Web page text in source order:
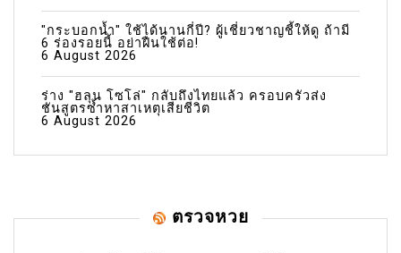
"กระบอกน้ำ" ใช้ได้นานกี่ปี? ผู้เชี่ยวชาญชี้ให้ดู ถ้ามี
6 ร่องรอยนี้ อย่าฝืนใช้ต่อ!
6 August 2026
ร่าง "ฮลุน โซโล่" กลับถึงไทยแล้ว ครอบครัวส่ง
ชันสูตรซ้ำหาสาเหตุเสียชีวิต
6 August 2026
ตรวจหวย